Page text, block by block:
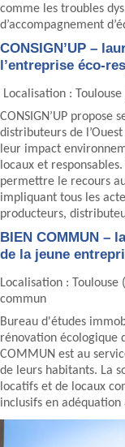
comme les troubles
d’accompagnement
CONSIGN’UP –
l’entreprise éco-
Localisation :
CONSIGN’UP propose
distributeurs de
leur impact
locaux et
permettre le recours
impliquant tous les
producteurs,
BIEN COMMUN –
de la jeune
Localisation :
commun
Bureau d'études
rénovation écologique
COMMUN est au
de leurs habitants. La
locatifs et de locaux
inclusifs en